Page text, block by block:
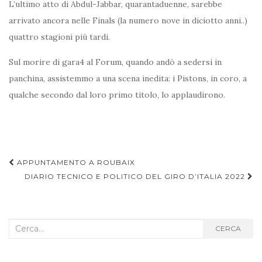
L’ultimo atto di Abdul-Jabbar, quarantaduenne, sarebbe
arrivato ancora nelle Finals (la numero nove in diciotto anni..)
quattro stagioni più tardi.
Sul morire di gara4 al Forum, quando andò a sedersi in
panchina, assistemmo a una scena inedita: i Pistons, in coro, a
qualche secondo dal loro primo titolo, lo applaudirono.
Navigazione
articoli
APPUNTAMENTO A ROUBAIX
DIARIO TECNICO E POLITICO DEL GIRO D’ITALIA 2022
Cerca
CERCA